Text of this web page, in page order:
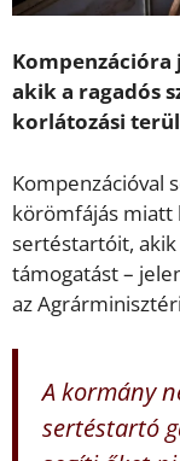
akik a ragadós
korlátozási
Kompenzációval
körömfájás miatt
sertéstartóit, akik
támogatást –
az
A kormány
sertéstartó